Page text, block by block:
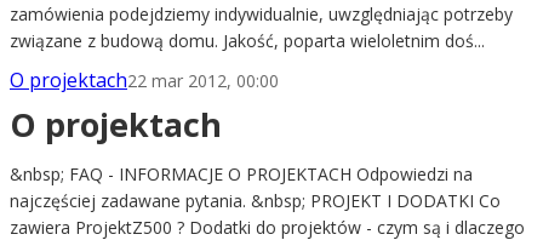
zamówienia podejdziemy indywidualnie, uwzględniając potrzeby
związane z budową domu. Jakość, poparta wieloletnim doś...
O projektach22 mar 2012, 00:00
O projektach
&nbsp; FAQ - INFORMACJE O PROJEKTACH Odpowiedzi na
najczęściej zadawane pytania. &nbsp; PROJEKT I DODATKI Co
zawiera ProjektZ500 ? Dodatki do projektów - czym są i dlaczego